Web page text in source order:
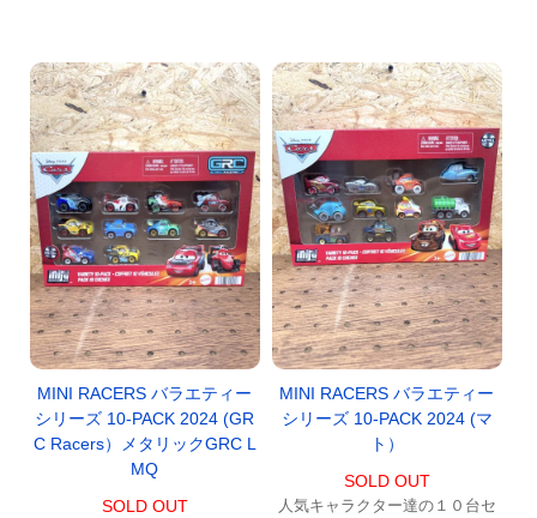
MINI RACERS バラエティー
シリーズ 10-PACK 2024 (GR
C Racers）メタリックGRC L
MQ
SOLD OUT
MINI RACERS バラエティー
シリーズ 10-PACK 2024 (マ
ト）
SOLD OUT
人気キャラクター達の１０台セ